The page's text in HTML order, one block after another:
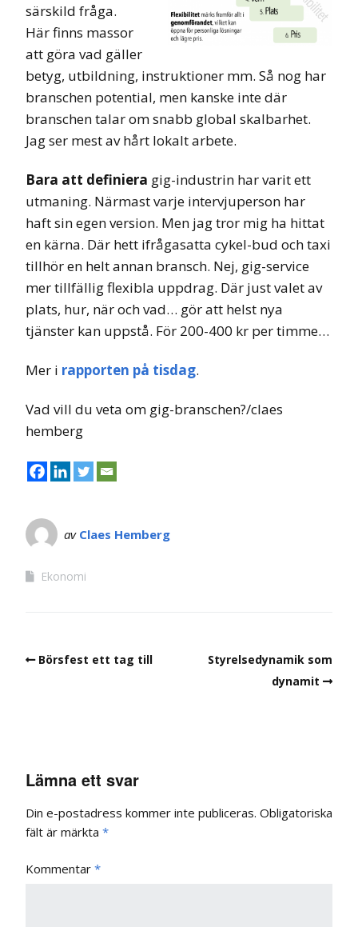
särskild fråga.
Här finns massor
att göra vad gäller
betyg, utbildning, instruktioner mm. Så nog har
branschen potential, men kanske inte där
branschen talar om snabb global skalbarhet.
Jag ser mest av hårt lokalt arbete.
Bara att definiera gig-industrin har varit ett
utmaning. Närmast varje intervjuperson har
haft sin egen version. Men jag tror mig ha hittat
en kärna. Där hett ifrågasatta cykel-bud och taxi
tillhör en helt annan bransch. Nej, gig-service
mer tillfällig flexibla uppdrag. Där just valet av
plats, hur, när och vad… gör att helst nya
tjänster kan uppstå. För 200-400 kr per timme…
Mer i rapporten på tisdag.
Vad vill du veta om gig-branschen?/claes
hemberg
av Claes Hemberg
Ekonomi
Börsfest ett tag till
Styrelsedynamik som
dynamit
Lämna ett svar
Din e-postadress kommer inte publiceras. Obligatoriska
fält är märkta *
Kommentar *